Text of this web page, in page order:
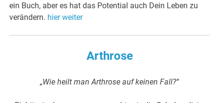
ein Buch, aber es hat das Potential auch Dein Leben zu
verändern. hier weiter
Arthrose
„Wie heilt man Arthrose auf keinen Fall?“